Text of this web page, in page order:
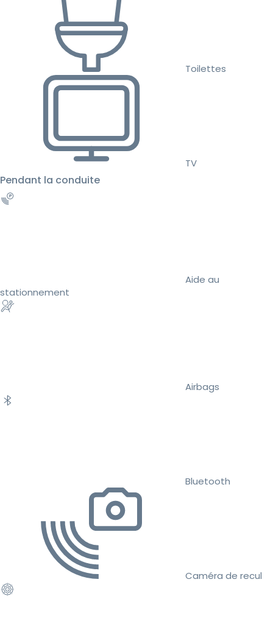
Toilettes
TV
Pendant la conduite
Aide au
stationnement
Airbags
Bluetooth
Caméra de recul